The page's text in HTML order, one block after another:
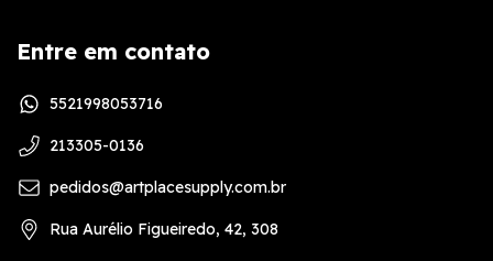
Entre em contato
5521998053716
213305-0136
pedidos@artplacesupply.com.br
Rua Aurélio Figueiredo, 42, 308